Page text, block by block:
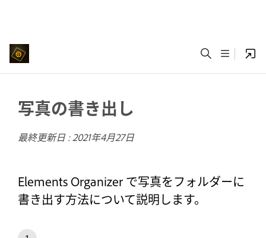
写真の書き出し
最終更新日 :2021年4月27日
Elements Organizer で写真をフォルダーに
書き出す方法について説明します。